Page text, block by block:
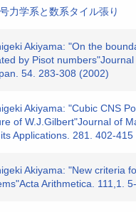
力学系と数系タイル張り
Akiyama: "On the
by Pisot
54. 283-308 (2002)
Akiyama: "Cubic CNS
of W.J.Gilbert"Journal of
Applications. 281. 402-415
Akiyama: "New criteria
Arithmetica. 111,1.